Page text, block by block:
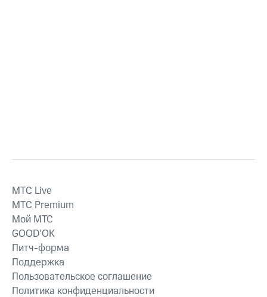
MTС Live
MTС Premium
Мой МТС
GOOD’OK
Питч-форма
Поддержка
Пользовательское соглашение
Политика конфиденциальности